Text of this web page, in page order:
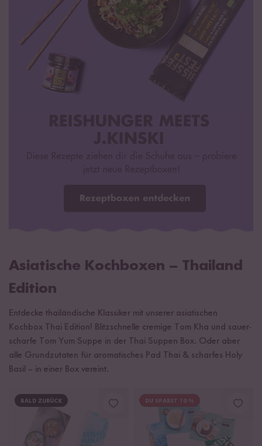
Asiatische Kochboxen – Thailand
Edition
Entdecke thailändische Klassiker mit unserer asiatischen
Kochbox Thai Edition! Blitzschnelle cremige Tom Kha und sauer-
scharfe Tom Yum Suppe in der Thai Suppen Box. Oder aber
alle Grundzutaten für aromatisches Pad Thai & scharfes Holy
Basil – in einer Box vereint.
BALD ZURÜCK DU SPARST 10 %